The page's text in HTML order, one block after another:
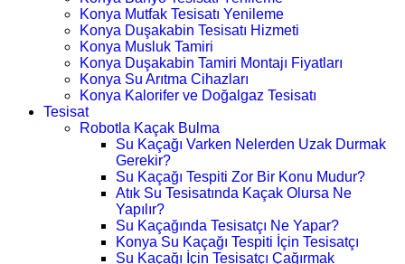
Konya Mutfak Tesisatı Yenileme
Konya Duşakabin Tesisatı Hizmeti
Konya Musluk Tamiri
Konya Duşakabin Tamiri Montajı Fiyatları
Konya Su Arıtma Cihazları
Konya Kalorifer ve Doğalgaz Tesisatı
Tesisat
Robotla Kaçak Bulma
Su Kaçağı Varken Nelerden Uzak Durmak
Gerekir?
Su Kaçağı Tespiti Zor Bir Konu Mudur?
Atık Su Tesisatında Kaçak Olursa Ne
Yapılır?
Su Kaçağında Tesisatçı Ne Yapar?
Konya Su Kaçağı Tespiti İçin Tesisatçı
Su Kaçağı İçin Tesisatçı Çağırmak